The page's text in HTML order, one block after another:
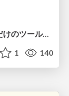
Lean は証明の正しさを確認するためだけのツールって思ってませんか？
1 140